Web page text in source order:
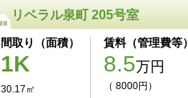
リベラル泉町 205号室
間取り（面積）
1K
30.17㎡
賃料（管理費等）
8.5万円
（ 8000円）